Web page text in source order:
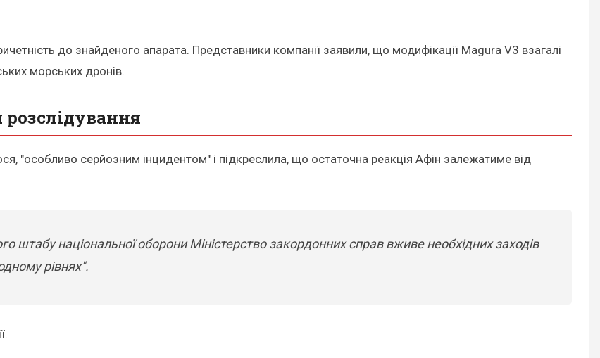
до знайденого апарата. Представники компанії заявили, що модифікації Magura V3 взагалі
морських дронів.
"особливо серйозним інцидентом" і підкреслила, що остаточна реакція Афін залежатиме від
штабу національної оборони Міністерство закордонних справ вживе необхідних заходів
рівнях".